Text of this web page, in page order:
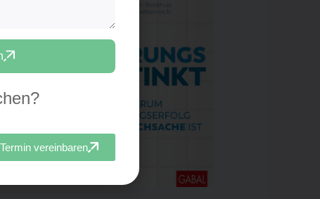
Termin vereinbaren